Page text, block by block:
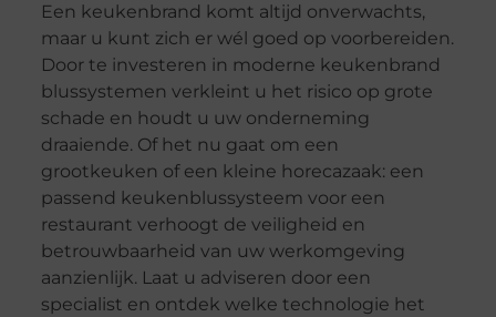
Een keukenbrand komt altijd onverwachts,
maar u kunt zich er wél goed op voorbereiden.
Door te investeren in moderne keukenbrand
blussystemen verkleint u het risico op grote
schade en houdt u uw onderneming
draaiende. Of het nu gaat om een
grootkeuken of een kleine horecazaak: een
passend keukenblussysteem voor een
restaurant verhoogt de veiligheid en
betrouwbaarheid van uw werkomgeving
aanzienlijk. Laat u adviseren door een
specialist en ontdek welke technologie het